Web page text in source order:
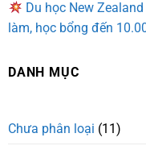
Du học New
làm, học bổng đến
DANH MỤC
Chưa phân loại (11)